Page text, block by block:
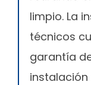
limpio. La
técnicos
garantía